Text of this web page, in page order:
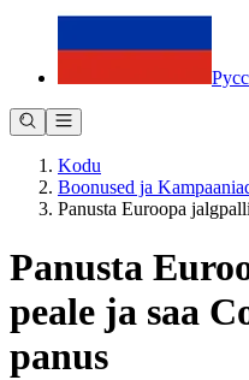
Kodu
Boonused ja
Panusta Euroopa
Panusta
peale ja saa
panus